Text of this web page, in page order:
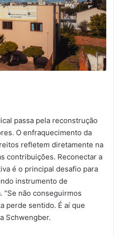
passa pela reconstrução
O enfraquecimento da
refletem diretamente na
contribuições. Reconectar a
é o principal desafio para
instrumento de
não conseguirmos
perde sentido. É aí que
Schwengber.